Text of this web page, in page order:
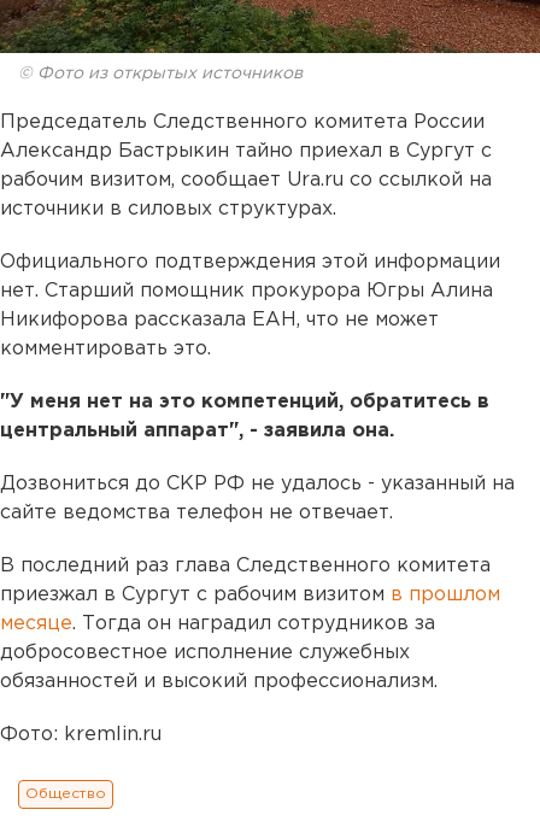
© Фото из открытых источников
Председатель Следственного комитета России
Александр Бастрыкин тайно приехал в Сургут с
рабочим визитом, сообщает Ura.ru со ссылкой на
источники в силовых структурах.
Официального подтверждения этой информации
нет. Старший помощник прокурора Югры Алина
Никифорова рассказала ЕАН, что не может
комментировать это.
"У меня нет на это компетенций, обратитесь в
центральный аппарат", - заявила она.
Дозвониться до СКР РФ не удалось - указанный на
сайте ведомства телефон не отвечает.
В последний раз глава Следственного комитета
приезжал в Сургут с рабочим визитом в прошлом
месяце. Тогда он наградил сотрудников за
добросовестное исполнение служебных
обязанностей и высокий профессионализм.
Фото: kremlin.ru
Общество